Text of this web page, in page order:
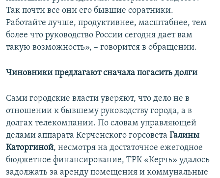
Так почти все они его бывшие соратники.
Работайте лучше, продуктивнее, масштабнее, тем
более что руководство России сегодня дает вам
такую возможность», – говорится в обращении.
Чиновники предлагают сначала погасить долги
Сами городские власти уверяют, что дело не в
отношении к бывшему руководству города, а в
долгах телекомпании. По словам управляющей
делами аппарата Керченского горсовета Галины
Каторгиной, несмотря на достаточное ежегодное
бюджетное финансирование, ТРК «Керчь» удалось
задолжать за аренду помещения и коммунальные